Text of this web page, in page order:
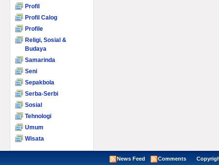
Profil
Profil Calog
Profile
Religi, Sosial &
Budaya
Samarinda
Seni
Sepakbola
Serba-Serbi
Sosial
Tehnologi
Umum
Wisata
News Feed Comments Copyright